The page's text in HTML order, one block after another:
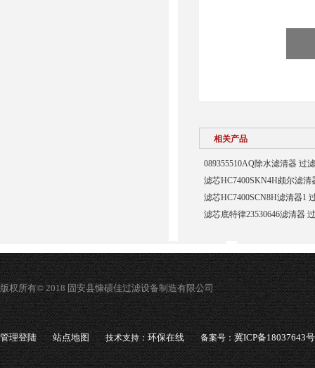
相关产品
089355510AQ除水滤清器 过
滤芯HC7400SKN4H颇尔滤清
滤芯HC7400SCN8H滤清器1
滤芯底特律23530646滤清器
版权所有© 2018 固安县慷硕佳过滤设备制造有限公司
管理登陆 站点地图 技术支持：环保在线 备案号：冀ICP备18037643